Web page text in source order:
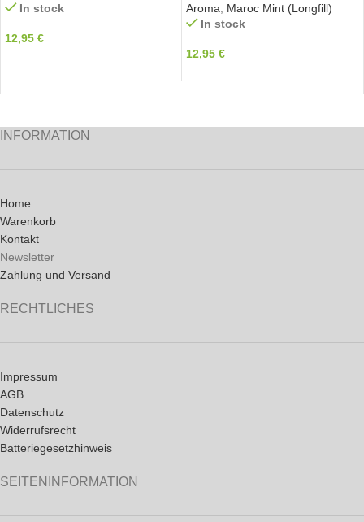
In stock
12,95 €
Aroma
Maroc Mint (Longfill)
In stock
12,95 €
INFORMATION
Home
Warenkorb
Kontakt
Newsletter
Zahlung und Versand
RECHTLICHES
Impressum
AGB
Datenschutz
Widerrufsrecht
Batteriegesetzhinweis
SEITENINFORMATION